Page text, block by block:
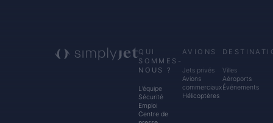
QUI
SOMMES-
NOUS ?
L’équipe
Sécurité
Emploi
Centre de
AVIONS
Jets privés
Avions
commerciaux
Hélicoptères
Villes
Aéroports
Événements